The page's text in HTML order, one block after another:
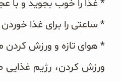
* غذا را خوب بجوید و با
* ساعتی را برای غذا
* هوای تازه و ورزش
ورزش کردن، رژیم